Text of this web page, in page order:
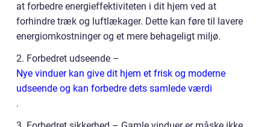
at forbedre energieffektiviteten i dit hjem ved at
forhindre træk og luftlækager. Dette kan føre til lavere
energiomkostninger og et mere behageligt miljø.
2. Forbedret udseende –
Nye vinduer kan give dit hjem et frisk og moderne
udseende og kan forbedre dets samlede værdi
.